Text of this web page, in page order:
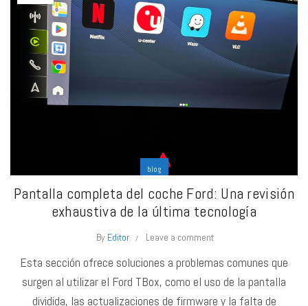
blog
Pantalla completa del coche Ford: Una revisión
exhaustiva de la última tecnología
By Editor Leave a comment
Esta sección ofrece soluciones a problemas comunes que
surgen al utilizar el Ford TBox, como el uso de la pantalla
dividida, las actualizaciones de firmware y la falta de